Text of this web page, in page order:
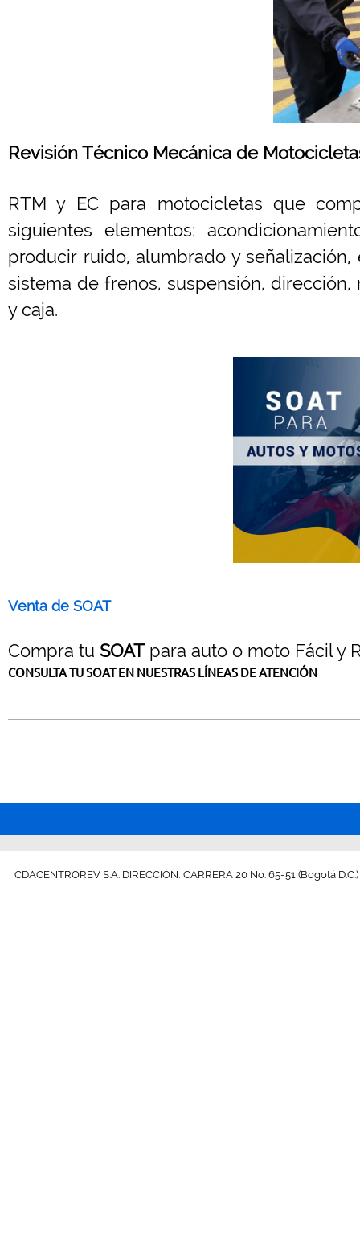
Revisión Técnico Mecánica de
RTM y EC para motocicletas que
siguientes elementos:
producir ruido, alumbrado y
sistema de frenos, suspensión,
y caja.
Venta de SOAT
Compra tu SOAT para auto o moto Fácil y
CONSULTA TU SOAT EN NUESTRAS LÍNEAS DE ATENCIÓN
CDACENTROREV S.A. DIRECCIÓN: CARRERA 20 No. 65-51 (Bogotá